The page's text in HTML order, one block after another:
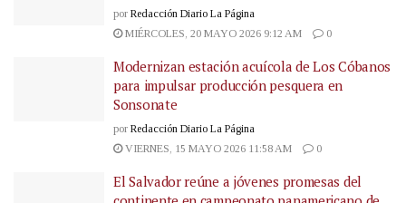
por Redacción Diario La Página
MIÉRCOLES, 20 MAYO 2026 9:12 AM
0
Modernizan estación acuícola de Los Cóbanos
para impulsar producción pesquera en
Sonsonate
por Redacción Diario La Página
VIERNES, 15 MAYO 2026 11:58 AM
0
El Salvador reúne a jóvenes promesas del